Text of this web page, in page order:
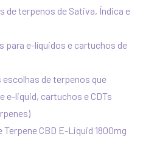
de terpenos de Sativa, Índica e
para e-líquidos e cartuchos de
de terpenos que
e-liquid, cartuchos e CDTs
Terpene CBD E-Liquid 1800mg